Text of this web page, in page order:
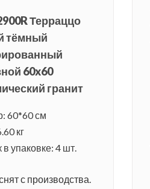
Терраццо
тёмный
60x60
гранит
60*60 см
кг
в упаковке: 4 шт.
с производства.